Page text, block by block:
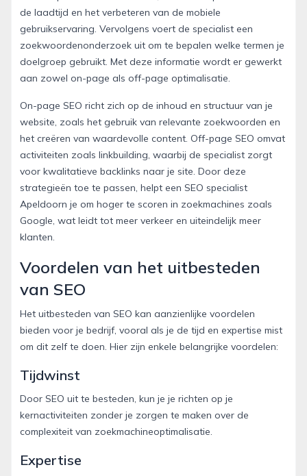
de laadtijd en het verbeteren van de mobiele
gebruikservaring. Vervolgens voert de specialist een
zoekwoordenonderzoek uit om te bepalen welke termen je
doelgroep gebruikt. Met deze informatie wordt er gewerkt
aan zowel on-page als off-page optimalisatie.
On-page SEO richt zich op de inhoud en structuur van je
website, zoals het gebruik van relevante zoekwoorden en
het creëren van waardevolle content. Off-page SEO omvat
activiteiten zoals linkbuilding, waarbij de specialist zorgt
voor kwalitatieve backlinks naar je site. Door deze
strategieën toe te passen, helpt een SEO specialist
Apeldoorn je om hoger te scoren in zoekmachines zoals
Google, wat leidt tot meer verkeer en uiteindelijk meer
klanten.
Voordelen van het uitbesteden
van SEO
Het uitbesteden van SEO kan aanzienlijke voordelen
bieden voor je bedrijf, vooral als je de tijd en expertise mist
om dit zelf te doen. Hier zijn enkele belangrijke voordelen:
Tijdwinst
Door SEO uit te besteden, kun je je richten op je
kernactiviteiten zonder je zorgen te maken over de
complexiteit van zoekmachineoptimalisatie.
Expertise